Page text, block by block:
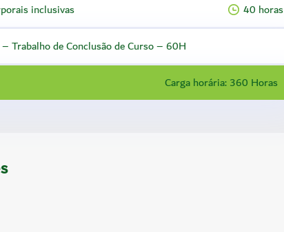
inclusivas 40 horas
Trabalho de Conclusão de Curso – 60H
Carga horária: 360 Horas